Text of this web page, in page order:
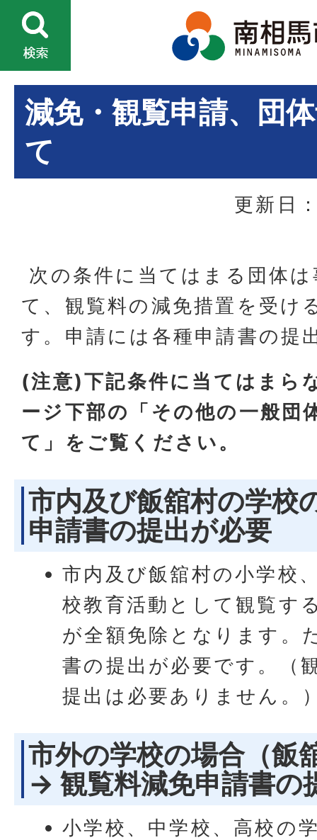
減免・観覧申請、団
て
更新日
次の条件に当てはまる団体
て、観覧料の減免措置を受け
す。申請には各種申請書の提
(注意)下記条件に当てはまら
ージ下部の「 その他の一般団
て」をご覧ください。
市内及び飯舘村の学校
申請書の提出が必要
市内及び飯舘村の小学校
校教育活動として観覧す
が全額免除となります。
書の提出が必要です。（
提出は必要ありません。
市外の学校の場合（飯
→ 観覧料減免申請書の
小学校、中学校、高校の